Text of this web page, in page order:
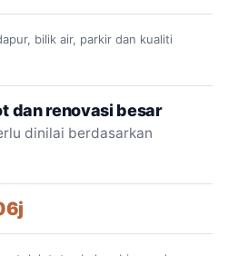
bilik air, parkir dan kualiti
dan renovasi besar
dinilai berdasarkan